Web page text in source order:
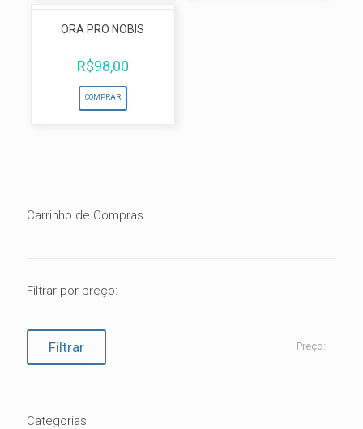
ORA PRO NOBIS
R$98,00
COMPRAR
Carrinho de Compras
Filtrar por preço:
mínimo
máximoFiltrar Preço: —
Categorias: